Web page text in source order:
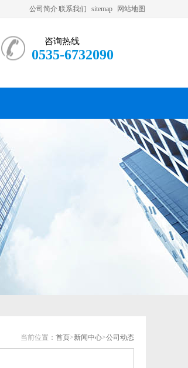
网站地图
sitemap
联系我们
公司简介
咨询热线
0535-6732090
当前位置： 首页>新闻中心>公司动态